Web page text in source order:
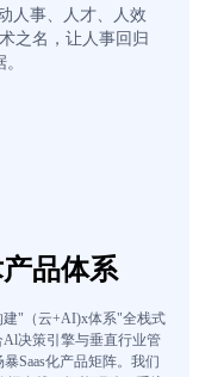
人事、人才、人效
之名，让人事回归
品体系
"（云+AI)x体系"全栈式
决策引擎与垂直行业管
Saas化产品矩阵。我们